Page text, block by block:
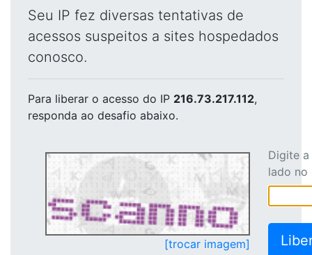
Seu IP fez diversas tentativas de
acessos suspeitos a sites hospedados
conosco.
Para liberar o acesso do IP 216.73.217.112,
responda ao desafio abaixo.
[trocar imagem]
Digite
lado no